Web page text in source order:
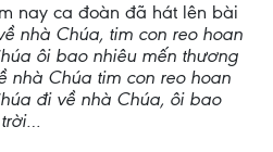
nay ca đoàn đã hát lên bài
nhà Chúa, tim con reo hoan
ôi bao nhiêu mến thương
nhà Chúa tim con reo hoan
đi về nhà Chúa, ôi bao